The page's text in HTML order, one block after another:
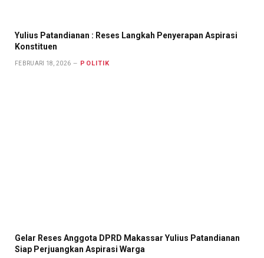
Yulius Patandianan : Reses Langkah Penyerapan Aspirasi
Konstituen
FEBRUARI 18, 2026 POLITIK
Gelar Reses Anggota DPRD Makassar Yulius Patandianan
Siap Perjuangkan Aspirasi Warga